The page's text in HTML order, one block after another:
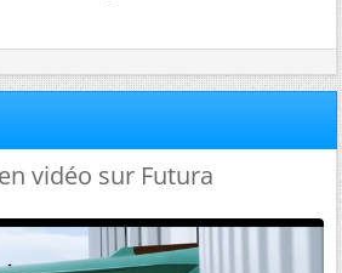
vidéo sur Futura